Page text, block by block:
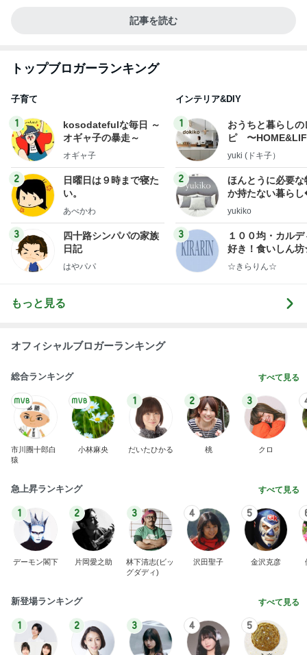
記事を読む
トップブロガーランキング
子育て
1
kosodatefulな毎日 ～
オギャ子の暴走～
オギャ子
2
日曜日は９時まで寝た
い。
あべかわ
3
四十路シンパパの家族
日記
はやパパ
インテリア&DIY
1
おうちと暮らしの
ピ 〜
yuki (ドキ子）
2
ほんとうに必要な
か持たない暮ら
ep Life Simple◆
yukiko
3
１００均・カルデ
好き！食いしん
らりん☆のブログ
☆きらりん☆
もっと見る
オフィシャルブロガーランキング
総合ランキング すべて見る
市川團十郎白
猿
小林麻央
1
だいたひかる
2
桃
3
クロ
急上昇ランキング すべて見る
1
デーモン閣下
2
片岡愛之助
3
林下清志(ビッ
グダディ)
4
沢田聖子
5
金沢克彦
新登場ランキング すべて見る
1 2 3 4 5